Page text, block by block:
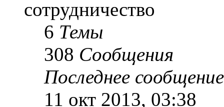
сотрудничество
6 Темы
308 Сообщения
Последнее сообщение
11 окт 2013, 03:38